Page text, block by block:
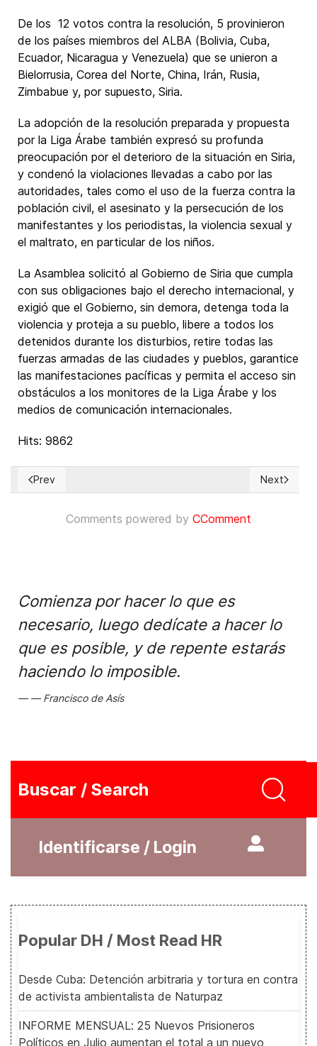
De los 12 votos contra la resolución, 5 provinieron
de los países miembros del ALBA (Bolivia, Cuba,
Ecuador, Nicaragua y Venezuela) que se unieron a
Bielorrusia, Corea del Norte, China, Irán, Rusia,
Zimbabue y, por supuesto, Siria.
La adopción de la resolución preparada y propuesta
por la Liga Árabe también expresó su profunda
preocupación por el deterioro de la situación en Siria,
y condenó la violaciones llevadas a cabo por las
autoridades, tales como el uso de la fuerza contra la
población civil, el asesinato y la persecución de los
manifestantes y los periodistas, la violencia sexual y
el maltrato, en particular de los niños.
La Asamblea solicitó al Gobierno de Siria que cumpla
con sus obligaciones bajo el derecho internacional, y
exigió que el Gobierno, sin demora, detenga toda la
violencia y proteja a su pueblo, libere a todos los
detenidos durante los disturbios, retire todas las
fuerzas armadas de las ciudades y pueblos, garantice
las manifestaciones pacíficas y permita el acceso sin
obstáculos a los monitores de la Liga Árabe y los
medios de comunicación internacionales.
Hits: 9862
Previous article: Convención sobre los Derechos del Niño -
Prev Next
Next
Comments powered by CComment
Comienza por hacer lo que es
necesario, luego dedícate a hacer lo
que es posible, y de repente estarás
haciendo lo imposible.
Francisco de Asís
Buscar / Search
Identificarse / Login
Popular DH / Most Read HR
Desde Cuba: Detención arbitraria y tortura en contra
de activista ambientalista de Naturpaz
INFORME MENSUAL: 25 Nuevos Prisioneros
Políticos en Julio aumentan el total a un nuevo